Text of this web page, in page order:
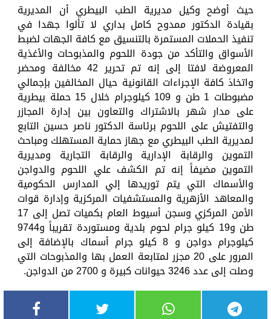
حيث أوضح وكيل مديرية الطب البيطري أن المديرية
بقيادة الدكتور ممدوح كامل بداري لا تألوا جهدا في
تنفيذ الحملات المستمرة بالتنسيق مع كافة الجهات لضبط
الأسواق والتأكد من جودة اللحوم والمذبوحات والأغذية
المعروضة لافتا إلى إنه تم تحرير 42 مخالفة ومحضر
واتخاذ كافة الإجراءات القانونية حيال المخالفين بإجمالي
مضبوطات 1 طن و 109 كيلوجرام خلال 15 حملة بيطرية
على مدار شهر بالاشتراك والتعاون بين إدارة المجازر
والتفتيش على اللحوم برئاسة الدكتور ناصر حسين التابع
لمديرية الطب البيطري مع جهاز حماية المستهلك ومباحث
التموين والرقابة الإدارية والرقابة التجارية ومديرية
التموين مضيفاً إنه تم الكشف علي اللحوم والدواجن
والأسماك التي يتم توريدها إلي المدارس الحكومية
والمعاهد الأزهرية والمستشفيات المركزية وإدارة قوات
الأمن المركزي وسجن أسيوط العام بكميات تصل إلى 17
طن و19 كيلو جرام لحوم بلدية ومستوردة تقريباً و9744
كيلوجرام دواجن و 8 كيلو جرام أسماك بالإضافة إلى
المرور على 20 مجزر لمتابعة العمل بها والمذبوحات التي
وصلت إلى عدد 3246 حيوانات كبيرة و 2700 من الدواجن.